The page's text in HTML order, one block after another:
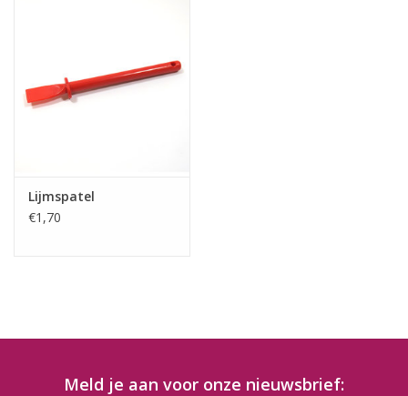
Lijmspatel
€1,70
Meld je aan voor onze nieuwsbrief: